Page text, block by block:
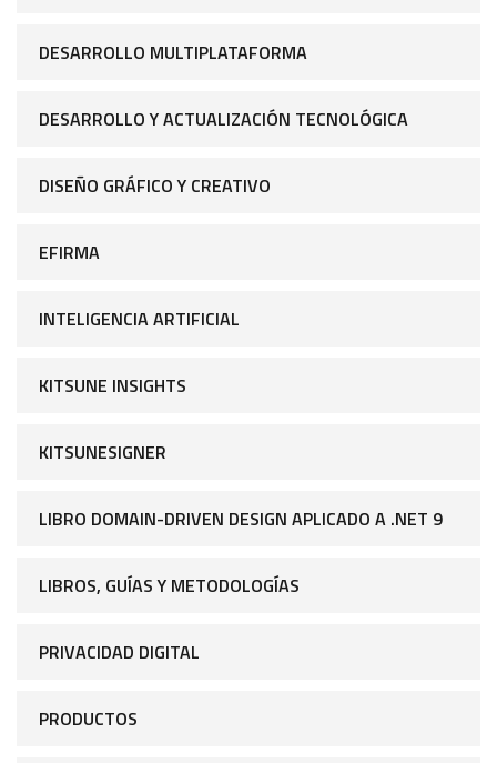
DESARROLLO MULTIPLATAFORMA
DESARROLLO Y ACTUALIZACIÓN TECNOLÓGICA
DISEÑO GRÁFICO Y CREATIVO
EFIRMA
INTELIGENCIA ARTIFICIAL
KITSUNE INSIGHTS
KITSUNESIGNER
LIBRO DOMAIN-DRIVEN DESIGN APLICADO A .NET 9
LIBROS, GUÍAS Y METODOLOGÍAS
PRIVACIDAD DIGITAL
PRODUCTOS